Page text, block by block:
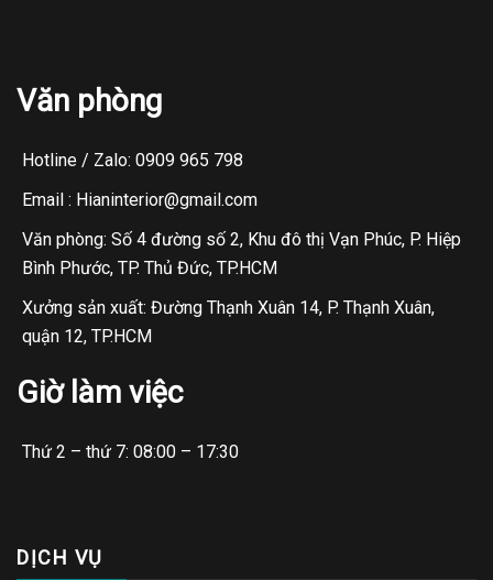
Văn phòng
Hotline / Zalo: 0909 965 798
Email : Hianinterior@gmail.com
Văn phòng: Số 4 đường số 2, Khu đô thị Vạn Phúc, P. Hiệp
Bình Phước, TP. Thủ Đức, TP.HCM
Xưởng sản xuất: Đường Thạnh Xuân 14, P. Thạnh Xuân,
quận 12, TP.HCM
Giờ làm việc
Thứ 2 – thứ 7: 08:00 – 17:30
DỊCH VỤ